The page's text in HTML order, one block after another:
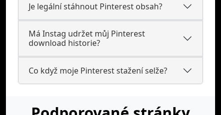
Je legální stáhnout Pinterest obsah?
Má Instag udržet můj Pinterest
download historie?
Co když moje Pinterest stažení selže?